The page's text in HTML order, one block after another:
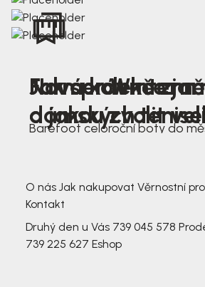
Nová kolekce
dámských
Jak správně
a jakou zvolit
Farmer Winter
Barefoot celoroční boty do
O nás Jak nakupovat Věrnostní
Kontakt
Druhý den u Vás 739 045 578
739 225 627 Eshop